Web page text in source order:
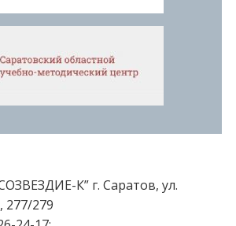
К” г. Саратов, ул.
277/279